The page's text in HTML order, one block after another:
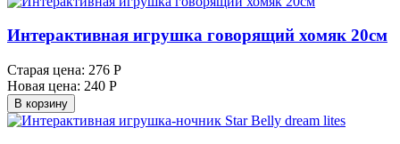
Интерактивная игрушка говорящий хомяк 20см
Старая цена: 276 Р
Новая цена: 240 Р
В корзину